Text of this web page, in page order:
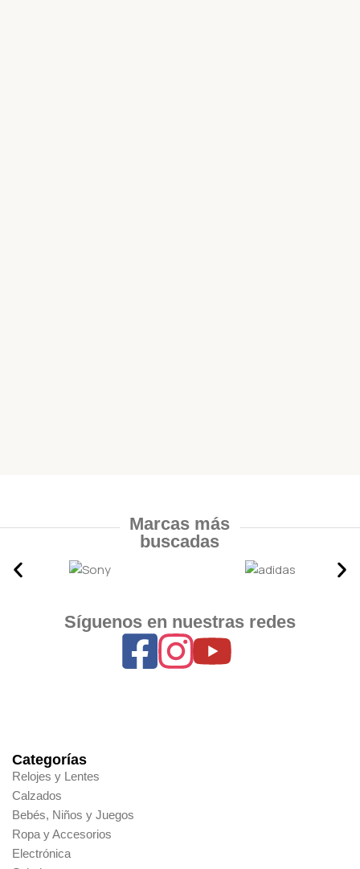
Marcas más
buscadas
Síguenos en nuestras redes
Categorías
Relojes y Lentes
Calzados
Bebés, Niños y Juegos
Ropa y Accesorios
Electrónica